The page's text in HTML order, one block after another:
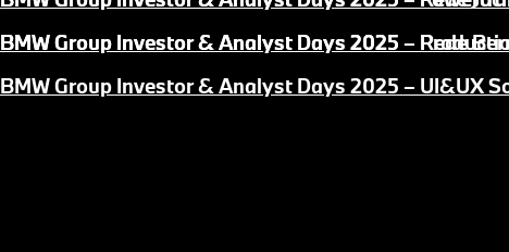
BMW Group Investor & Analyst Days 2025 –
BMW Group Investor & Analyst
BMW Group Investor & Analyst Days 2025 – Rede